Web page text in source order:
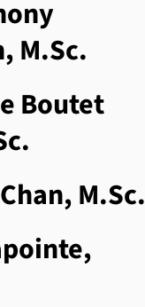
M.Sc.
Boutet
M.Sc.